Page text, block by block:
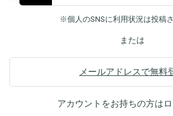
※個人のSNSに利用状況は投稿
または
メールアドレスで無料
アカウントをお持ちの方は